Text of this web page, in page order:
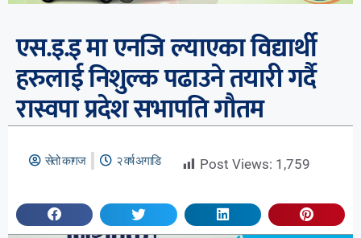
एस.इ.इ मा एनजि ल्याएका विद्यार्थी
हरुलाई निशुल्क पढाउने तयारी गर्दै
रास्वपा प्रदेश सभापति गौतम
सेतो कागज २ वर्ष अगाडि Post Views: 1,759